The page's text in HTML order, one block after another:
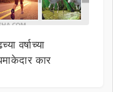
वर्षाच्या
कार